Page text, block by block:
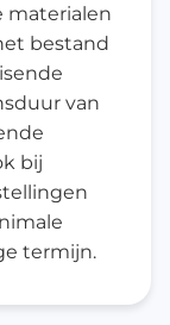
materialen
bestand
van
bij
termijn.